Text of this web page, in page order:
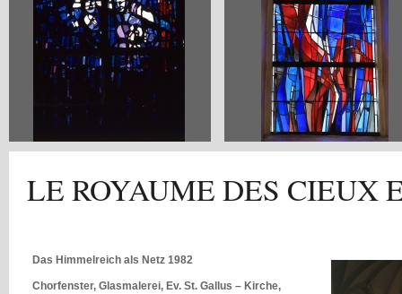
LE ROYAUME DES CIEUX
Das Himmelreich als Netz 1982
Chorfenster, Glasmalerei, Ev. St. Gallus – Kirche,